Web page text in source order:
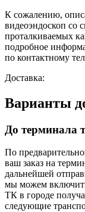
К сожалению,
видеоэндоскоп со
проталкиваемых
подробное
по контактному
Доставка:
Варианты
До терминала
По
ваш заказ на
дальнейшей
мы можем
ТК в городе
следующие